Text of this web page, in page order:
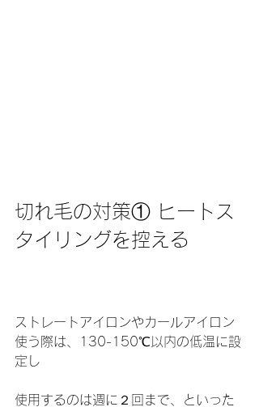
切れ毛の対策① ヒートス
タイリングを控える
ストレートアイロンやカールアイロン
使う際は、130-150℃以内の低温に設
定し
使用するのは週に２回まで、といった